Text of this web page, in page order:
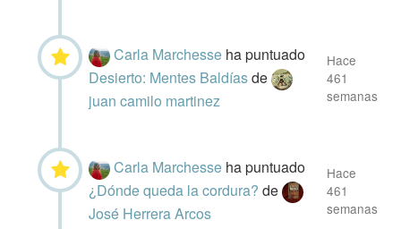
Carla Marchesse ha puntuado
Desierto: Mentes Baldíasde
juan camilo martinez
Hace
461
semanas
Carla Marchesse ha puntuado
¿Dónde queda la cordura?de
José Herrera Arcos
Hace
461
semanas